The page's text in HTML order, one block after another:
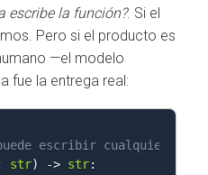
escribe la función?. Si el
Pero si el producto es
—el modelo
fue la entrega real:
escribir cualquier LLM
str) -> str: